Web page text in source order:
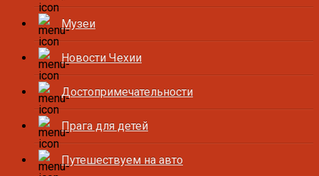
Музеи
Новости Чехии
Достопримечательности
Прага для детей
Путешествуем на авто